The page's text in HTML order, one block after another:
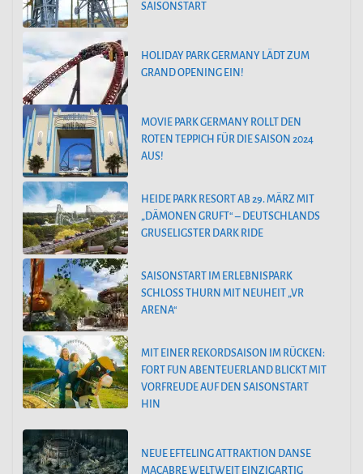
SAISONSTART
HOLIDAY PARK GERMANY LÄDT ZUM
GRAND OPENING EIN!
MOVIE PARK GERMANY ROLLT DEN
ROTEN TEPPICH FÜR DIE SAISON 2024
AUS!
HEIDE PARK RESORT AB 29. MÄRZ MIT
„DÄMONEN GRUFT“ – DEUTSCHLANDS
GRUSELIGSTER DARK RIDE
SAISONSTART IM ERLEBNISPARK
SCHLOSS THURN MIT NEUHEIT „VR
ARENA“
MIT EINER REKORDSAISON IM RÜCKEN:
FORT FUN ABENTEUERLAND BLICKT MIT
VORFREUDE AUF DEN SAISONSTART
HIN
NEUE EFTELING ATTRAKTION DANSE
MACABRE WELTWEIT EINZIGARTIG